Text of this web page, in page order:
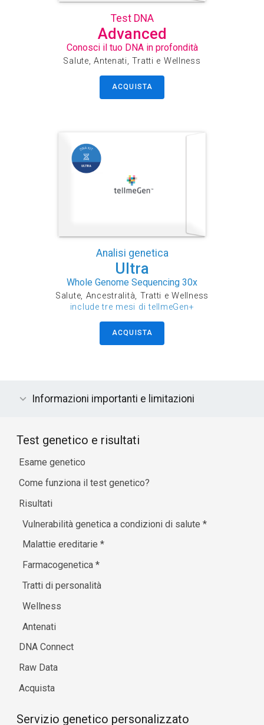
Test DNA
Advanced
Conosci il tuo DNA in profondità
Salute, Antenati, Tratti e Wellness
ACQUISTA
Analisi genetica
Ultra
Whole Genome Sequencing 30x
Salute, Ancestralità, Tratti e Wellness
include tre mesi di tellmeGen+
ACQUISTA
Informazioni importanti e limitazioni
Test genetico e risultati
Esame genetico
Come funziona il test genetico?
Risultati
Vulnerabilità genetica a condizioni di salute*
Malattie ereditarie*
Farmacogenetica*
Tratti di personalità
Wellness
Antenati
DNA Connect
Raw Data
Acquista
Servizio genetico personalizzato